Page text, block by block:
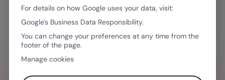
Junho 1, 2026·5 minutos de leitura
PRECISA DE AJUDA PARA GERENCIAR
For details on how Google uses your data, visit:
Google's Business Data Responsibility.
You can change your preferences at any time from the
footer of the page.
Manage cookies